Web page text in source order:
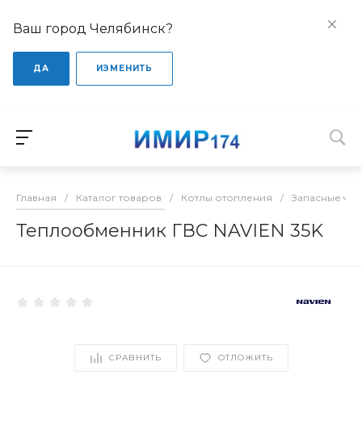
Ваш город Челябинск?
ДА ИЗМЕНИТЬ
Главная / Каталог товаров / Котлы отопления / Запасные
Теплообменник ГВС NAVIEN 35K
СРАВНИТЬ ОТЛОЖИТЬ